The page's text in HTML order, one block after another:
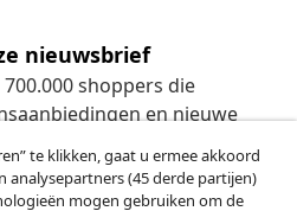
nieuwsbrief
shoppers die
en nieuwe
te klikken, gaat u ermee akkoord
analysepartners (45 derde partijen)
mogen gebruiken om de